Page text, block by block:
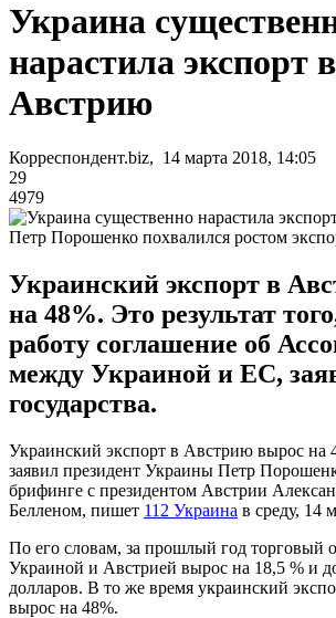
Украина
нарастила экспорт в
Австрию
Корреспондент.biz, 14 марта 2018, 14:05
29
4979
Петр Порошенко похвалился ростом
Украинский экспорт в
на 48%. Это результат
работу соглашение об
между Украиной и ЕС,
государства.
Украинский экспорт в Австрию вырос на
заявил президент Украины Петр
брифинге с президентом Австрии
Белленом, пишет 112 Украина в среду, 14
По его словам, за прошлый год торговый
Украиной и Австрией вырос на 18,5 % и
долларов. В то же время украинский
вырос на 48%.